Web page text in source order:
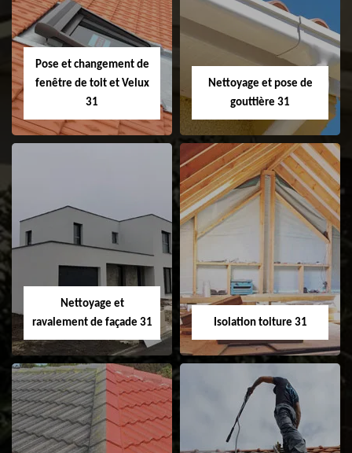
faitage et faitière
31
Pose et changement de
fenêtre de toit et Velux
31
Pose et
changement de
fenêtre de toit et
Velux 31
Nettoyage et pose de
gouttière 31
Nettoyage et pose
Nettoyage et
ravalement de façade 31
Nettoyage et
Isolation toiture 31
Isolation toiture 31